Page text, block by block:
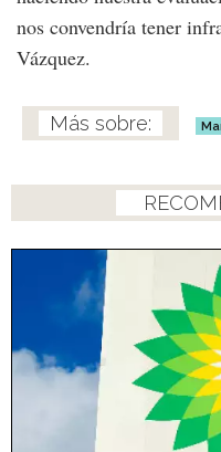
nos convendría tener
Vázquez.